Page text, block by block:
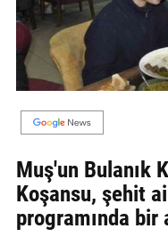
GALERİ
VİDEO
BİZE
ULAŞIN
Künye
İletişim
Muş'un Bulanık
Koşansu, şehit
programında bir